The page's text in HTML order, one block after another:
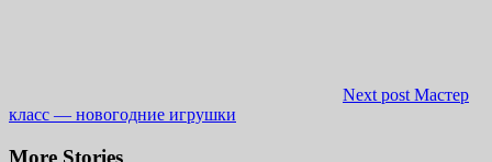
Next post Мастер
класс — новогодние игрушки
More Stories